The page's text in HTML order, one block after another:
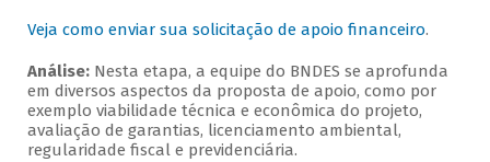
Veja como enviar sua solicitação de apoio financeiro.
Análise:Nesta etapa, a equipe do BNDES se aprofunda
em diversos aspectos da proposta de apoio, como por
exemplo viabilidade técnica e econômica do projeto,
avaliação de garantias, licenciamento ambiental,
regularidade fiscal e previdenciária.